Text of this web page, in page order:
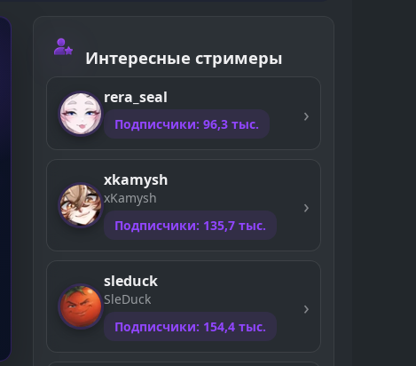
Интересные стримеры
rera_seal
Подписчики: 96,3 тыс.
xkamysh
xKamysh
Подписчики: 135,7 тыс.
sleduck
SleDuck
Подписчики: 154,4 тыс.